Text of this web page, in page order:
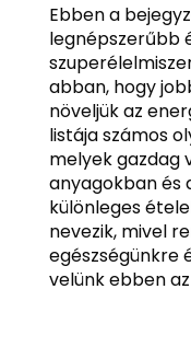
Ebben a
legnépszerűbb
abban, hogy
növeljük az
listája számos
melyek gazdag
anyagokban és
különleges
nevezik, mivel
egészségünkre
velünk ebben